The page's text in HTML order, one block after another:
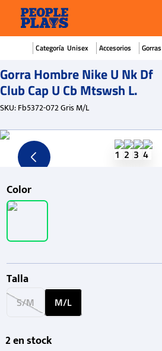
Unisex Accesorios Gorras
Gorra Hombre Nike U Nk Df
Club Cap U Cb Mtswsh L.
SKU:Fb5372-072 Gris M/L
Color
Talla
S/M M/L
2en stock